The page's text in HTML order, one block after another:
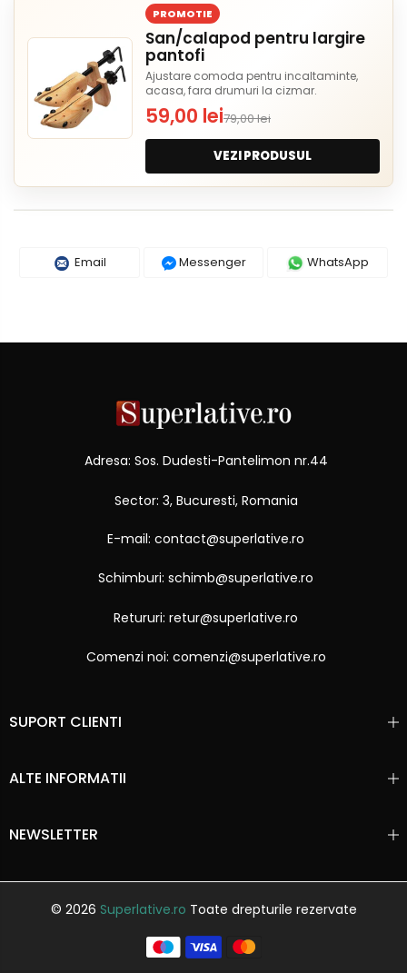
PROMOTIE
San/calapod pentru largire
pantofi
Ajustare comoda pentru incaltaminte,
acasa, fara drumuri la cizmar.
59,00 lei79,00 lei
VEZI PRODUSUL
Email Messenger WhatsApp
Adresa: Sos. Dudesti-Pantelimon nr.44
Sector: 3, Bucuresti, Romania
E-mail: contact@superlative.ro
Schimburi: schimb@superlative.ro
Retururi: retur@superlative.ro
Comenzi noi: comenzi@superlative.ro
SUPORT CLIENTI
ALTE INFORMATII
NEWSLETTER
© 2026 Superlative.ro Toate drepturile rezervate